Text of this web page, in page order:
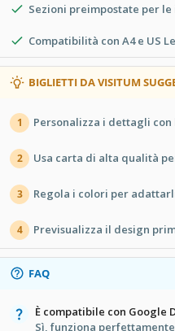
Sezioni preimpostate per
Compatibilità con A4 e US
BIGLIETTI DA VISITUM
1 Personalizza i dettagli
2 Usa carta di alta qualità
3 Regola i colori per
4 Previsualizza il design
FAQ
È compatibile con Google
Sì, funziona